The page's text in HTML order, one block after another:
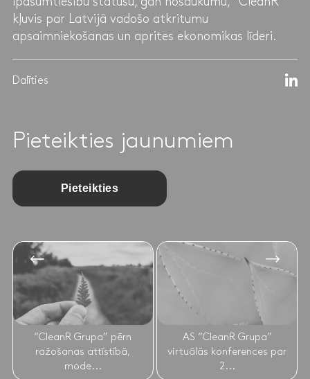
kļuvis par Latvijā vadošo atkritumu
apsaimniekošanas un aprites ekonomikas līderi.
Dalīties
Pieteikties jaunumiem
Pieteikties
“CleanR Grupa” pērn
ražošanas attīstībā,
mode...
AS “CleanR Grupa”
virtuālās konferences par
2...